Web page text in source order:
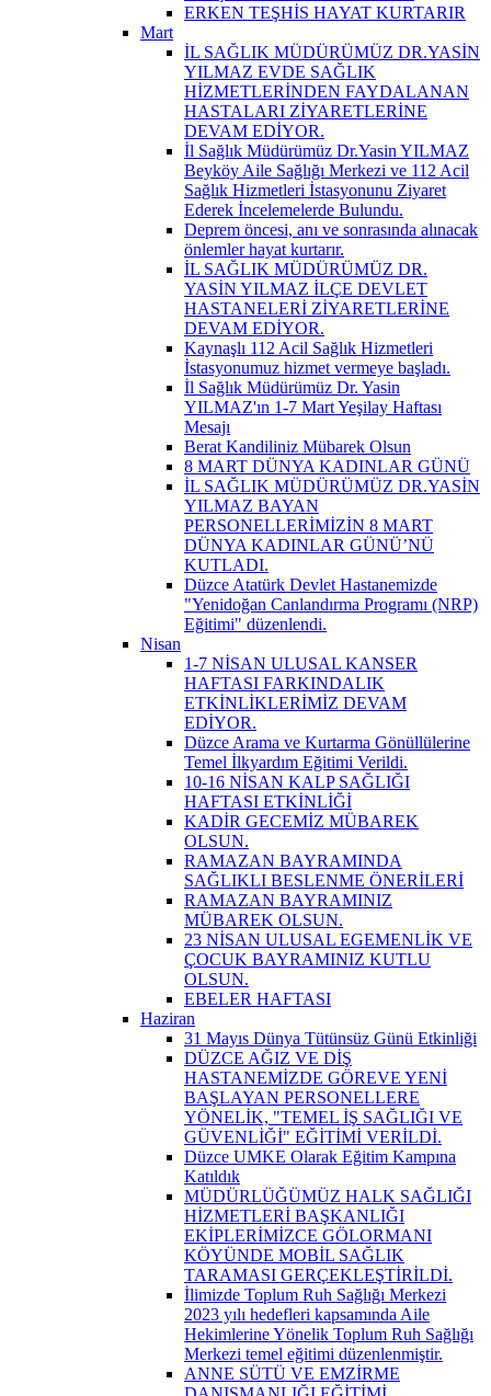
ERKEN TEŞHİS HAYAT KURTARIR
Mart
İL SAĞLIK MÜDÜRÜMÜZ DR.YASİN
YILMAZ EVDE SAĞLIK
HİZMETLERİNDEN FAYDALANAN
HASTALARI ZİYARETLERİNE
DEVAM EDİYOR.
İl Sağlık Müdürümüz Dr.Yasin YILMAZ
Beyköy Aile Sağlığı Merkezi ve 112 Acil
Sağlık Hizmetleri İstasyonunu Ziyaret
Ederek İncelemelerde Bulundu.
Deprem öncesi, anı ve sonrasında alınacak
önlemler hayat kurtarır.
İL SAĞLIK MÜDÜRÜMÜZ DR.
YASİN YILMAZ İLÇE DEVLET
HASTANELERİ ZİYARETLERİNE
DEVAM EDİYOR.
Kaynaşlı 112 Acil Sağlık Hizmetleri
İstasyonumuz hizmet vermeye başladı.
İl Sağlık Müdürümüz Dr. Yasin
YILMAZ'ın 1-7 Mart Yeşilay Haftası
Mesajı
Berat Kandiliniz Mübarek Olsun
8 MART DÜNYA KADINLAR GÜNÜ
İL SAĞLIK MÜDÜRÜMÜZ DR.YASİN
YILMAZ BAYAN
PERSONELLERİMİZİN 8 MART
DÜNYA KADINLAR GÜNÜ’NÜ
KUTLADI.
Düzce Atatürk Devlet Hastanemizde
"Yenidoğan Canlandırma Programı (NRP)
Eğitimi" düzenlendi.
Nisan
1-7 NİSAN ULUSAL KANSER
HAFTASI FARKINDALIK
ETKİNLİKLERİMİZ DEVAM
EDİYOR.
Düzce Arama ve Kurtarma Gönüllülerine
Temel İlkyardım Eğitimi Verildi.
10-16 NİSAN KALP SAĞLIĞI
HAFTASI ETKİNLİĞİ
KADİR GECEMİZ MÜBAREK
OLSUN.
RAMAZAN BAYRAMINDA
SAĞLIKLI BESLENME ÖNERİLERİ
RAMAZAN BAYRAMINIZ
MÜBAREK OLSUN.
23 NİSAN ULUSAL EGEMENLİK VE
ÇOCUK BAYRAMINIZ KUTLU
OLSUN.
EBELER HAFTASI
Haziran
31 Mayıs Dünya Tütünsüz Günü Etkinliği
DÜZCE AĞIZ VE DİŞ
HASTANEMİZDE GÖREVE YENİ
BAŞLAYAN PERSONELLERE
YÖNELİK, "TEMEL İŞ SAĞLIĞI VE
GÜVENLİĞİ" EĞİTİMİ VERİLDİ.
Düzce UMKE Olarak Eğitim Kampına
Katıldık
MÜDÜRLÜĞÜMÜZ HALK SAĞLIĞI
HİZMETLERİ BAŞKANLIĞI
EKİPLERİMİZCE GÖLORMANI
KÖYÜNDE MOBİL SAĞLIK
TARAMASI GERÇEKLEŞTİRİLDİ.
İlimizde Toplum Ruh Sağlığı Merkezi
2023 yılı hedefleri kapsamında Aile
Hekimlerine Yönelik Toplum Ruh Sağlığı
Merkezi temel eğitimi düzenlenmiştir.
ANNE SÜTÜ VE EMZİRME